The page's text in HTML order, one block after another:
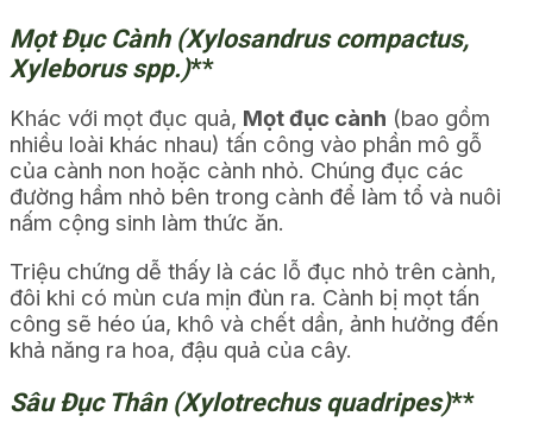
Mọt Đục Cành (Xylosandrus compactus,
Xyleborus spp.)**
Khác với mọt đục quả, Mọt đục cành (bao gồm
nhiều loài khác nhau) tấn công vào phần mô gỗ
của cành non hoặc cành nhỏ. Chúng đục các
đường hầm nhỏ bên trong cành để làm tổ và nuôi
nấm cộng sinh làm thức ăn.
Triệu chứng dễ thấy là các lỗ đục nhỏ trên cành,
đôi khi có mùn cưa mịn đùn ra. Cành bị mọt tấn
công sẽ héo úa, khô và chết dần, ảnh hưởng đến
khả năng ra hoa, đậu quả của cây.
Sâu Đục Thân (Xylotrechus quadripes)**